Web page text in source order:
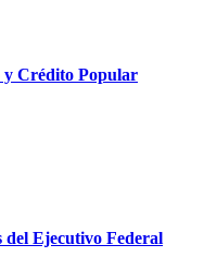
Crédito Popular
del Ejecutivo Federal